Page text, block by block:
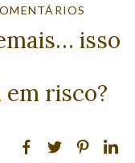
isso
risco?